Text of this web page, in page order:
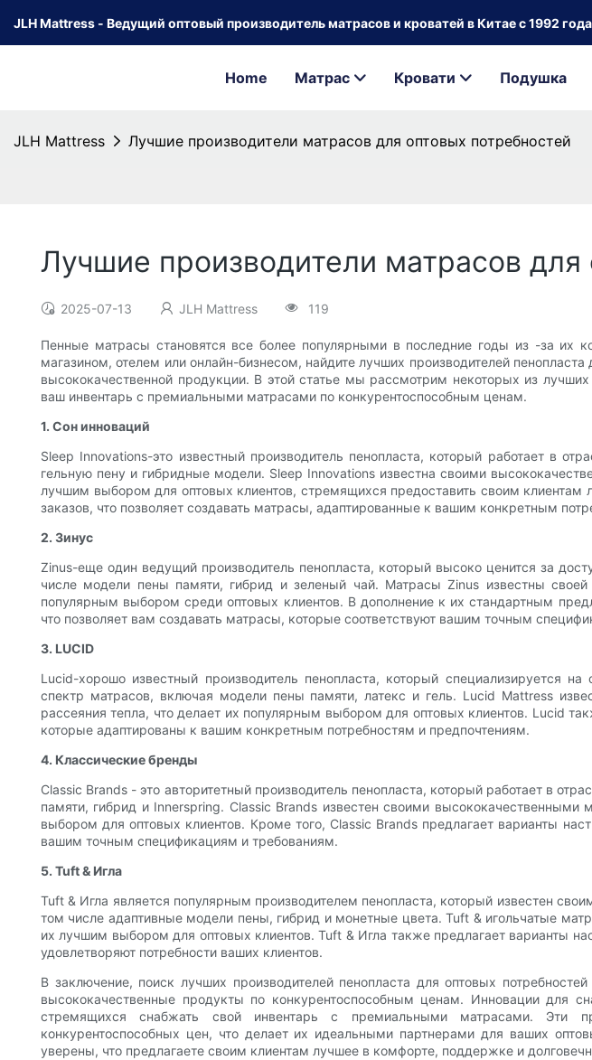
JLH Mattress - Ведущий оптовый производитель матрасов и кроватей в Китае с 1992
Home Матрас Кровати Подушка
JLH Mattress Лучшие производители матрасов для оптовых потребностей
Лучшие производители матрасов для
2025-07-13 JLH Mattress 119
Пенные матрасы становятся все более популярными в последние годы из -за их
магазином, отелем или онлайн-бизнесом, найдите лучших производителей
высококачественной продукции. В этой статье мы рассмотрим некоторых из
ваш инвентарь с премиальными матрасами по конкурентоспособным ценам.
1. Сон инноваций
Sleep Innovations-это известный производитель пенопласта, который работает в
гельную пену и гибридные модели. Sleep Innovations известна своими
лучшим выбором для оптовых клиентов, стремящихся предоставить своим
заказов, что позволяет создавать матрасы, адаптированные к вашим конкретным
2. Зинус
Zinus-еще один ведущий производитель пенопласта, который высоко ценится за
числе модели пены памяти, гибрид и зеленый чай. Матрасы Zinus известны
популярным выбором среди оптовых клиентов. В дополнение к их стандартным
что позволяет вам создавать матрасы, которые соответствуют вашим точным
3. LUCID
Lucid-хорошо известный производитель пенопласта, который специализируется
спектр матрасов, включая модели пены памяти, латекс и гель. Lucid Mattress
рассеяния тепла, что делает их популярным выбором для оптовых клиентов. Lucid
которые адаптированы к вашим конкретным потребностям и предпочтениям.
4. Классические бренды
Classic Brands - это авторитетный производитель пенопласта, который работает в
памяти, гибрид и Innerspring. Classic Brands известен своими
выбором для оптовых клиентов. Кроме того, Classic Brands предлагает варианты
вашим точным спецификациям и требованиям.
5. Tuft & Игла
Tuft & Игла является популярным производителем пенопласта, который известен
том числе адаптивные модели пены, гибрид и монетные цвета. Tuft & игольчатые
их лучшим выбором для оптовых клиентов. Tuft & Игла также предлагает варианты
удовлетворяют потребности ваших клиентов.
В заключение, поиск лучших производителей пенопласта для оптовых
высококачественные продукты по конкурентоспособным ценам. Инновации для
стремящихся снабжать свой инвентарь с премиальными матрасами. Эти
конкурентоспособных цен, что делает их идеальными партнерами для ваших
уверены, что предлагаете своим клиентам лучшее в комфорте, поддержке и